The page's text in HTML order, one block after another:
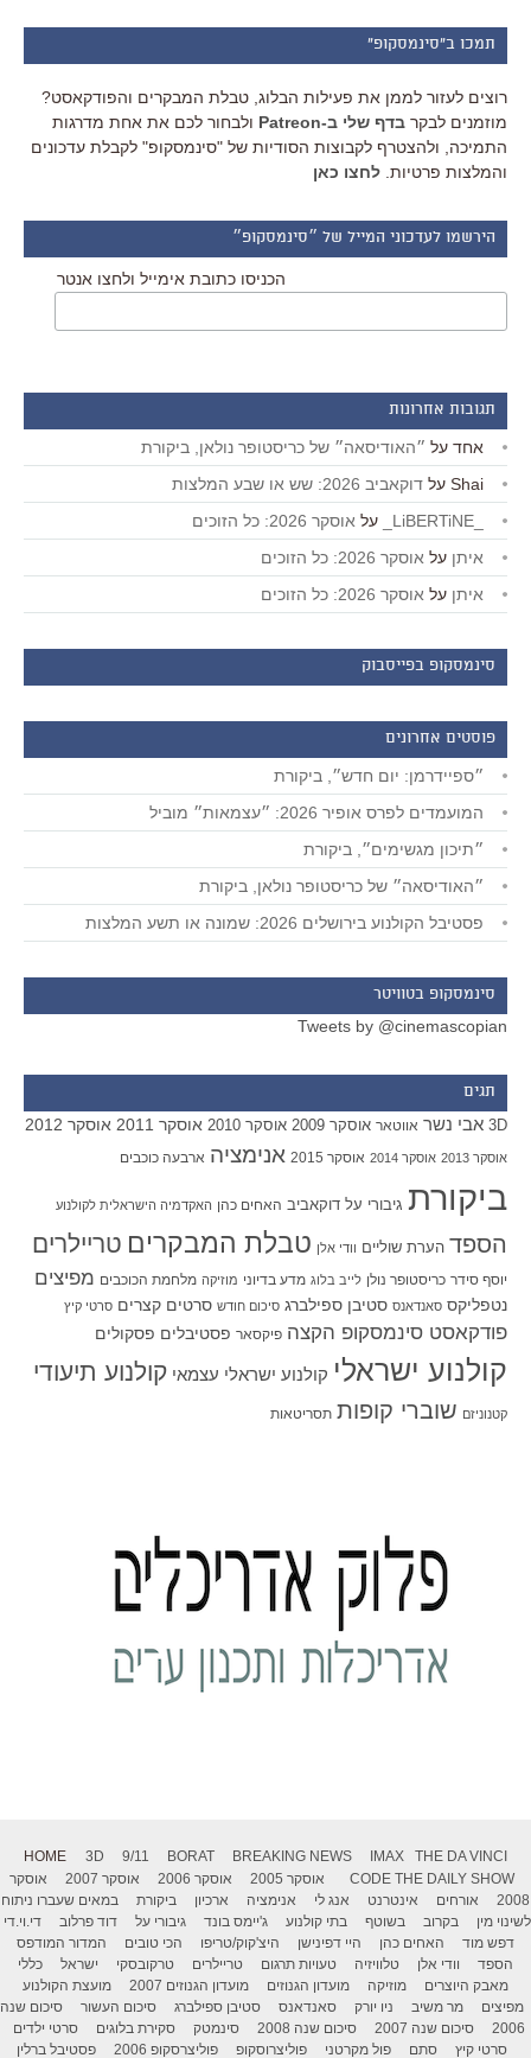
תמכו ב"סינמסקופ"
רוצים לעזור לממן את פעילות הבלוג, טבלת המבקרים והפודקאסט?
מוזמנים לבקר בדף שלי ב-Patreon
ולבחור לכם את אחת מדרגות
התמיכה, ולהצטרף לקבוצות הסודיות של "סינמסקופ" לקבלת עדכונים
והמלצות פרטיות. לחצו כאן
הירשמו לעדכוני המייל של ״סינמסקופ״
הכניסו כתובת אימייל ולחצו אנטר
תגובות אחרונות
אחד על ״האודיסאה״ של כריסטופר נולאן, ביקורת
Shai על דוקאביב 2026: שש או שבע המלצות
על אוסקר 2026: כל הזוכים
איתן על אוסקר 2026: כל הזוכים
איתן על אוסקר 2026: כל הזוכים
סינמסקופ בפייסבוק
פוסטים אחרונים
״ספיידרמן: יום חדש״, ביקורת
המועמדים לפרס אופיר 2026: ״עצמאות״ מוביל
״תיכון מגשימים״, ביקורת
״האודיסאה״ של כריסטופר נולאן, ביקורת
פסטיבל הקולנוע בירושלים 2026: שמונה או תשע המלצות
סינמסקופ בטוויטר
Tweets by @cinemascopian
תגים
3D אבי נשר אווטאר אוסקר 2009 אוסקר 2010 אוסקר 2011 אוסקר 2012
אוסקר 2013 אוסקר 2014 אוסקר 2015 אנימציה ארבעה כוכבים
ביקורת גיבורי על דוקאביב האחים כהן האקדמיה הישראלית לקולנוע
הספד הערת שוליים וודי אלן טבלת המבקרים טריילרים
יוסף סידר כריסטופר נולן לייב בלוג מדע בדיוני מוזיקה מלחמת הכוכבים מפיצים
נטפליקס סאנדאנס סטיבן ספילברג סיכום חודש סרטים קצרים סרטי קיץ
פודקאסט סינמסקופ הקצה פיקסאר פסטיבלים פסקולים
קולנוע ישראלי קולנוע ישראלי עצמאי קולנוע תיעודי
קטנוניזם שוברי קופות תסריטאות
HOME 3D 9/11 BORAT BREAKING NEWS IMAX
THE DA VINCI
CODE THE DAILY SHOW אוסקר 2005 אוסקר 2006 אוסקר 2007
אוסקר
2008
אורחים אינטרנט אנג לי אנימציה ארכיון ביקורת
במאים שעברו ניתוח
לשינוי מין
בקרוב בשוטף בתי קולנוע ג'יימס בונד גיבורי על דוד פרלוב
די.וי.די
דפש מוד
האחים כהן היי דפינישן היצ'קוק/טריפו הכי טובים
המדור המודפס
הספד
וודי אלן טלוויזיה טעויות תרגום טריילרים טרקובסקי ישראל
כללי
מאבק היוצרים
מוזיקה מועדון הגנוזים מועדון הגנוזים 2007
מועצת הקולנוע
מפיצים
מר משיב ניו יורק סאנדאנס סטיבן ספילברג סיכום העשור
סיכום שנה
2006
סיכום שנה 2007 סיכום שנה 2008 סינמטק סקירת בלוגים
סרטי ילדים
סרטי קיץ
סתם פול מקרטני פוליצרוסקופ פוליצרסקופ 2006 פסטיבל ברלין